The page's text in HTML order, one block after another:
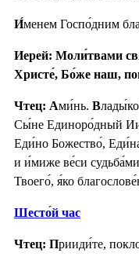
И́менем Госпо́дним
Иерей: Моли́твами
Христе́, Бо́же наш,
Чтец: Ами́нь. В
Сы́не Единоро́дный
Еди́но Божество́,
и и́миже ве́си
Твоего́, я́ко
Шесто́й час
Чтец: Прииди́те,